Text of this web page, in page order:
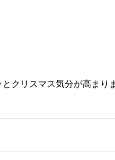
クリスマス気分が高まり